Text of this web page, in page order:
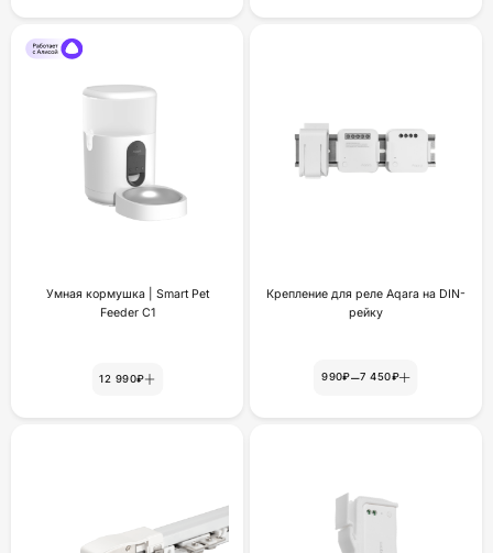
Умная кормушка | Smart Pet
Feeder C1
12 990₽
Крепление для реле Aqara на DIN-
рейку
990₽–7 450₽